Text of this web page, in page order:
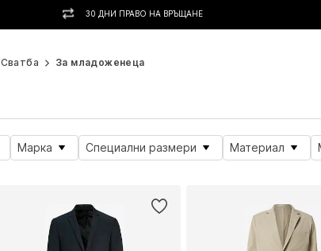
30 ДНИ ПРАВО НА ВРЪЩАНЕ
Сватба За младоженеца
Марка Специални размери Материал